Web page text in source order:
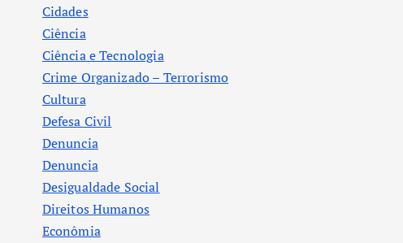
Cidades
Ciência
Ciência e Tecnologia
Crime Organizado – Terrorismo
Cultura
Defesa Civil
Denuncia
Denuncia
Desigualdade Social
Direitos Humanos
Econômia